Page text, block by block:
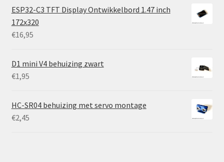
ESP32-C3 TFT Display Ontwikkelbord 1.47 inch
172x320
€16,95
D1 mini V4 behuizing zwart
€1,95
HC-SR04 behuizing met servo montage
€2,45